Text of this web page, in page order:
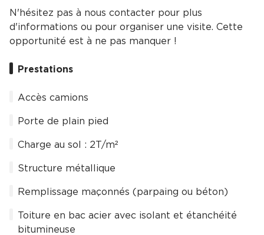
N'hésitez pas à nous contacter pour plus
d'informations ou pour organiser une visite. Cette
opportunité est à ne pas manquer !
Prestations
Accès camions
Porte de plain pied
Charge au sol : 2T/m²
Structure métallique
Remplissage maçonnés (parpaing ou béton)
Toiture en bac acier avec isolant et étanchéité
bitumineuse